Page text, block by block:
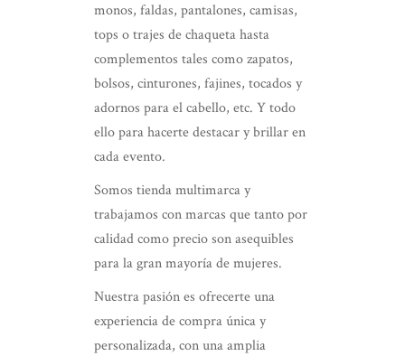
monos, faldas, pantalones, camisas,
tops o trajes de chaqueta hasta
complementos tales como zapatos,
bolsos, cinturones, fajines, tocados y
adornos para el cabello, etc. Y todo
ello para hacerte destacar y brillar en
cada evento.
Somos tienda multimarca y
trabajamos con marcas que tanto por
calidad como precio son asequibles
para la gran mayoría de mujeres.
Nuestra pasión es ofrecerte una
experiencia de compra única y
personalizada, con una amplia